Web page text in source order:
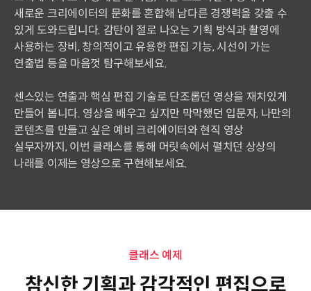
새로운 크리에이터의 문화를 혼합해 남다른 경쟁력을 갖출 수
있게 도와드립니다. 감탄이 절로 나오는 기획 방식과 촬영에
사용하는 장비, 창의적이고 유용한 편집 기능, 시선이 가는
연출법 등을 마음껏 탐구해보세요.
센스있는 연출과 핵심 편집 기술로 단조롭던 영상을 재치있게
만들어 봅니다. 영상을 배우고 싶지만 막막했던 입문자, 나만의
콘텐츠를 만들고 싶은 예비 크리에이터와 현직 영상
실무자까지, 이번 클래스를 통해 머릿속에서 펼치던 상상의
나래를 이제는 영상으로 구현해보세요.
클래스 예제
참신한 기획과 감각적인 편집으로